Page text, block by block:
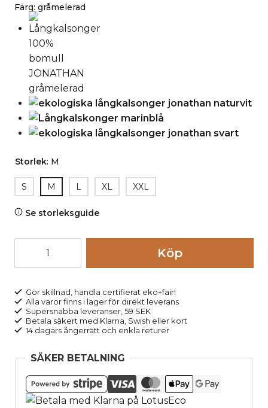
Färg: gråmelerad
Storlek: M
S M L XL XXL
Se storleksguide
JONATHAN
gråmelerad
mängd
Köp
Gör skillnad, handla certifierat eko+fair!
Alla varor finns i lager för direkt leverans
Supersnabba leveranser, 59 SEK
Betala säkert med Klarna, Swish eller kort
14 dagars ångerrätt och enkla returer
SÄKER BETALNING